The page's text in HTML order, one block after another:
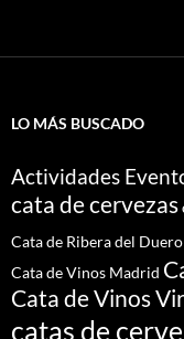
LO MÁS BUSCADO
Actividades
cata de cervezas
Cata de Ribera del Duero
Cata de Vinos Madrid
Cata de Vinos
catas de